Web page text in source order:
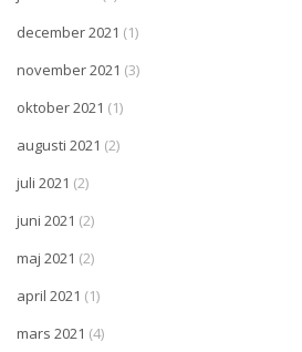
december 2021 (1)
november 2021 (3)
oktober 2021 (1)
augusti 2021 (2)
juli 2021 (2)
juni 2021 (2)
maj 2021 (2)
april 2021 (1)
mars 2021 (4)